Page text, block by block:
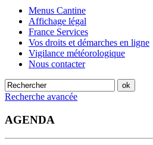
Menus Cantine
Affichage légal
France Services
Vos droits et démarches en ligne
Vigilance météorologique
Nous contacter
Recherche avancée
AGENDA